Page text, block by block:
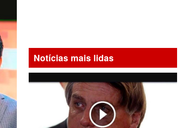
Notícias mais lidas